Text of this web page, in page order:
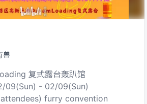
兽
复式露台轰趴馆
09(Sun) - 02/09(Sun)
furry convention